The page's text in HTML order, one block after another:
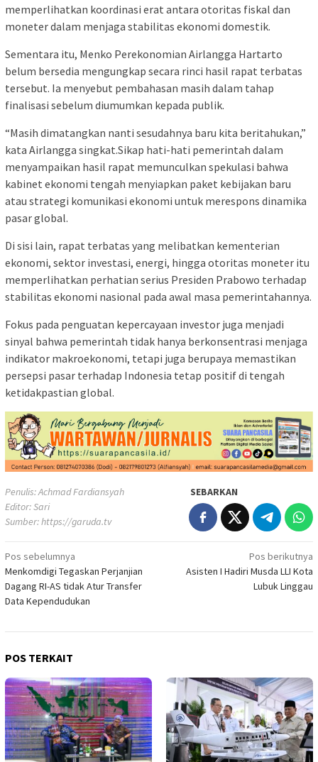
memperlihatkan koordinasi erat antara otoritas fiskal dan
moneter dalam menjaga stabilitas ekonomi domestik.
Sementara itu, Menko Perekonomian Airlangga Hartarto
belum bersedia mengungkap secara rinci hasil rapat terbatas
tersebut. Ia menyebut pembahasan masih dalam tahap
finalisasi sebelum diumumkan kepada publik.
“Masih dimatangkan nanti sesudahnya baru kita beritahukan,”
kata Airlangga singkat.Sikap hati-hati pemerintah dalam
menyampaikan hasil rapat memunculkan spekulasi bahwa
kabinet ekonomi tengah menyiapkan paket kebijakan baru
atau strategi komunikasi ekonomi untuk merespons dinamika
pasar global.
Di sisi lain, rapat terbatas yang melibatkan kementerian
ekonomi, sektor investasi, energi, hingga otoritas moneter itu
memperlihatkan perhatian serius Presiden Prabowo terhadap
stabilitas ekonomi nasional pada awal masa pemerintahannya.
Fokus pada penguatan kepercayaan investor juga menjadi
sinyal bahwa pemerintah tidak hanya berkonsentrasi menjaga
indikator makroekonomi, tetapi juga berupaya memastikan
persepsi pasar terhadap Indonesia tetap positif di tengah
ketidakpastian global.
Penulis: Achmad Fardiansyah
Editor: Sari
Sumber:https://garuda.tv
SEBARKAN
Navigasi
pos
Pos sebelumnya
Menkomdigi Tegaskan Perjanjian
Dagang RI-AS tidak Atur Transfer
Data Kependudukan
Pos berikutnya
Asisten I Hadiri Musda LLI Kota
Lubuk Linggau
POS TERKAIT